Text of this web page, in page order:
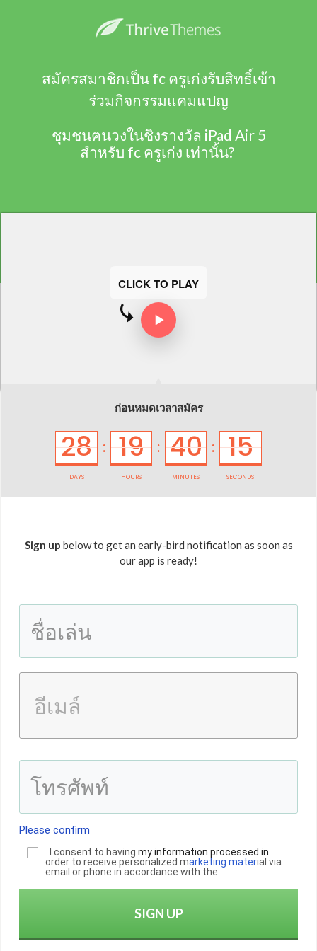
สมัครสมาชิกเป็น fc ครูเก่งรับสิทธิ์เข้า
ร่วมกิจกรรมแคมแปญ
ชุมชนฅนวงในชิงรางวัล iPad Air 5
สำหรับ fc ครูเก่ง เท่านั้น?
CLICK TO PLAY
ก่อนหมดเวลาสมัคร
28
DAYS
: 19
HOURS
: 40
MINUTES
: 15
SECONDS
Sign up below to get an early-bird notification as soon as
our app is ready!
Please confirm
I consent to having my information processed in
order to receive personalized marketing material via
email or phone in accordance with the
SIGN UP